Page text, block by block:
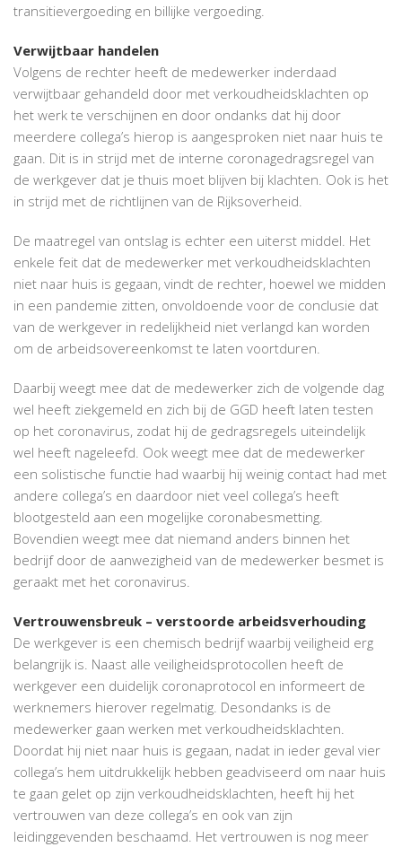
transitievergoeding en billijke vergoeding.
Verwijtbaar handelen
Volgens de rechter heeft de medewerker inderdaad
verwijtbaar gehandeld door met verkoudheidsklachten op
het werk te verschijnen en door ondanks dat hij door
meerdere collega’s hierop is aangesproken niet naar huis te
gaan. Dit is in strijd met de interne coronagedragsregel van
de werkgever dat je thuis moet blijven bij klachten. Ook is het
in strijd met de richtlijnen van de Rijksoverheid.
De maatregel van ontslag is echter een uiterst middel. Het
enkele feit dat de medewerker met verkoudheidsklachten
niet naar huis is gegaan, vindt de rechter, hoewel we midden
in een pandemie zitten, onvoldoende voor de conclusie dat
van de werkgever in redelijkheid niet verlangd kan worden
om de arbeidsovereenkomst te laten voortduren.
Daarbij weegt mee dat de medewerker zich de volgende dag
wel heeft ziekgemeld en zich bij de GGD heeft laten testen
op het coronavirus, zodat hij de gedragsregels uiteindelijk
wel heeft nageleefd. Ook weegt mee dat de medewerker
een solistische functie had waarbij hij weinig contact had met
andere collega’s en daardoor niet veel collega’s heeft
blootgesteld aan een mogelijke coronabesmetting.
Bovendien weegt mee dat niemand anders binnen het
bedrijf door de aanwezigheid van de medewerker besmet is
geraakt met het coronavirus.
Vertrouwensbreuk – verstoorde arbeidsverhouding
De werkgever is een chemisch bedrijf waarbij veiligheid erg
belangrijk is. Naast alle veiligheidsprotocollen heeft de
werkgever een duidelijk coronaprotocol en informeert de
werknemers hierover regelmatig. Desondanks is de
medewerker gaan werken met verkoudheidsklachten.
Doordat hij niet naar huis is gegaan, nadat in ieder geval vier
collega’s hem uitdrukkelijk hebben geadviseerd om naar huis
te gaan gelet op zijn verkoudheidsklachten, heeft hij het
vertrouwen van deze collega’s en ook van zijn
leidinggevenden beschaamd. Het vertrouwen is nog meer